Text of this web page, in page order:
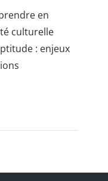
en
culturelle
: enjeux